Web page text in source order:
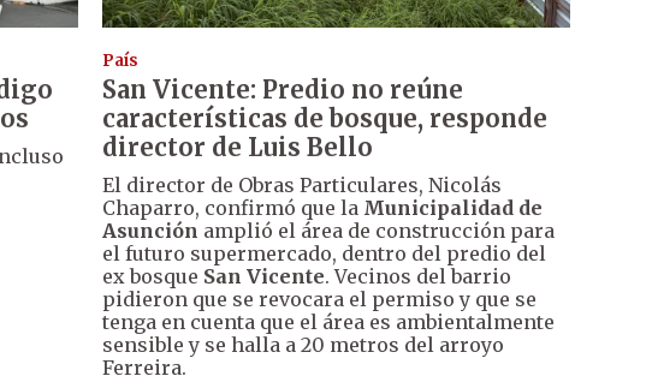
País
San Vicente: Predio no reúne
características de bosque, responde
director de Luis Bello
El director de Obras Particulares, Nicolás
Chaparro, confirmó que la Municipalidad de
Asunción amplió el área de construcción para
el futuro supermercado, dentro del predio del
ex bosque San Vicente. Vecinos del barrio
pidieron que se revocara el permiso y que se
tenga en cuenta que el área es ambientalmente
sensible y se halla a 20 metros del arroyo
Ferreira.